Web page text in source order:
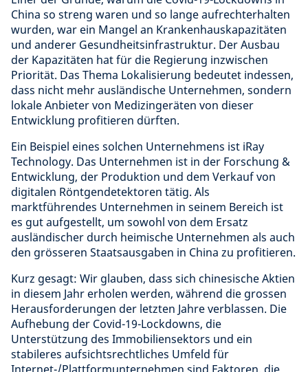
China so streng waren und so lange aufrechterhalten
wurden, war ein Mangel an Krankenhauskapazitäten
und anderer Gesundheitsinfrastruktur. Der Ausbau
der Kapazitäten hat für die Regierung inzwischen
Priorität. Das Thema Lokalisierung bedeutet indessen,
dass nicht mehr ausländische Unternehmen, sondern
lokale Anbieter von Medizingeräten von dieser
Entwicklung profitieren dürften.
Ein Beispiel eines solchen Unternehmens ist iRay
Technology. Das Unternehmen ist in der Forschung &
Entwicklung, der Produktion und dem Verkauf von
digitalen Röntgendetektoren tätig. Als
marktführendes Unternehmen in seinem Bereich ist
es gut aufgestellt, um sowohl von dem Ersatz
ausländischer durch heimische Unternehmen als auch
den grösseren Staatsausgaben in China zu profitieren.
Kurz gesagt: Wir glauben, dass sich chinesische Aktien
in diesem Jahr erholen werden, während die grossen
Herausforderungen der letzten Jahre verblassen. Die
Aufhebung der Covid-19-Lockdowns, die
Unterstützung des Immobiliensektors und ein
stabileres aufsichtsrechtliches Umfeld für